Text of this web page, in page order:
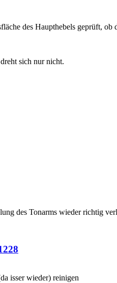
des Haupthebels geprüft,
sich nur nicht.
des Tonarms wieder richtig
isser wieder) reinigen